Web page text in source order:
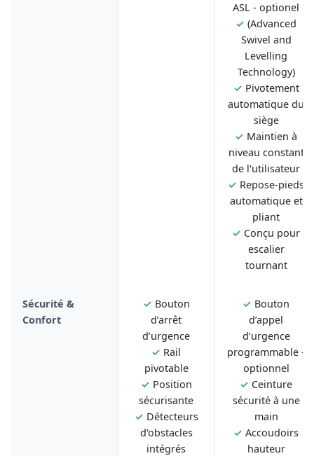
ASL - optionel
✓ (Advanced
Swivel and
Levelling
Technology)
✓ Pivotement
automatique du
siège
✓ Maintien à
niveau constant
de l'utilisateur
✓ Repose-pieds
automatique et
pliant
✓ Conçu pour
escalier
tournant
Sécurité &
Confort
✓ Bouton
d’arrêt
d’urgence
✓ Rail
pivotable
✓ Position
sécurisante
✓ Détecteurs
d'obstacles
intégrés
✓ Bouton
d’appel
d’urgence
programmable -
optionnel
✓ Ceinture
sécurité à une
main
✓ Accoudoirs
hauteur